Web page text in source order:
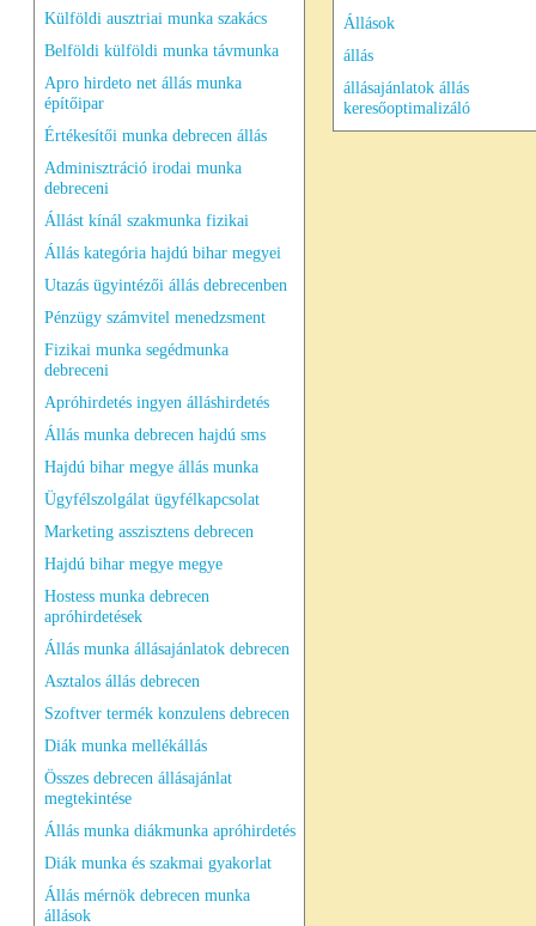
Külföldi ausztriai munka szakács
Belföldi külföldi munka távmunka
Apro hirdeto net állás munka
építőipar
Értékesítői munka debrecen állás
Adminisztráció irodai munka
debreceni
Állást kínál szakmunka fizikai
Állás kategória hajdú bihar megyei
Utazás ügyintézői állás debrecenben
Pénzügy számvitel menedzsment
Fizikai munka segédmunka
debreceni
Apróhirdetés ingyen álláshirdetés
Állás munka debrecen hajdú sms
Hajdú bihar megye állás munka
Ügyfélszolgálat ügyfélkapcsolat
Marketing asszisztens debrecen
Hajdú bihar megye megye
Hostess munka debrecen
apróhirdetések
Állás munka állásajánlatok debrecen
Asztalos állás debrecen
Szoftver termék konzulens debrecen
Diák munka mellékállás
Összes debrecen állásajánlat
megtekintése
Állás munka diákmunka apróhirdetés
Diák munka és szakmai gyakorlat
Állás mérnök debrecen munka
állások
Állások
állás
állásajánlatok állás
keresőoptimalizáló